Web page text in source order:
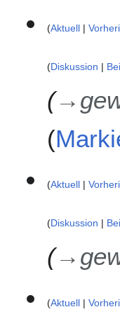
Aktuell
Diskussion
→
8
b
Aktuell
Diskussion
→
Aktuell